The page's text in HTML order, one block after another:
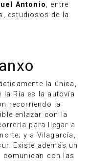
Antonio, entre
estudiosos de la
la única,
la Ría es la autovía
recorriendo la
enlazar con la
para llegar a
y a Vilagarcía,
Existe además un
comunican con las